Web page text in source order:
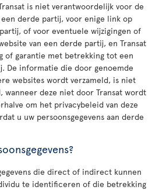
is niet verantwoordelijk voor de
derde partij, voor enige link op
of voor eventuele wijzigingen of
van een derde partij, en Transat
of garantie met betrekking tot een
De informatie die door genoemde
websites wordt verzameld, is niet
deze niet door Transat wordt
om het privacybeleid van deze
u uw persoonsgegevens aan derde
die direct of indirect kunnen
te identificeren of die betrekking